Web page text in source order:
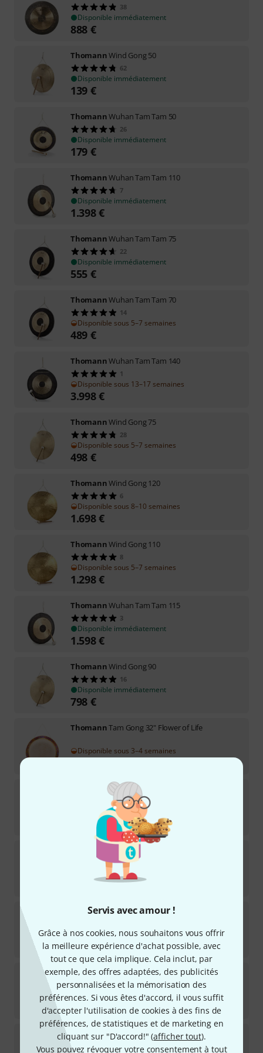
Servis avec amour !
Grâce à nos cookies, nous souhaitons vous offrir
la meilleure expérience d'achat possible, avec
tout ce que cela implique. Cela inclut, par
exemple, des offres adaptées, des publicités
personnalisées et la mémorisation des
préférences. Si vous êtes d'accord, il vous suffit
d'accepter l'utilisation de cookies à des fins de
préférences, de statistiques et de marketing en
cliquant sur "D'accord!" (afficher tout).
Vous pouvez révoquer votre consentement à tout
38
Disponible immédiatement
888 €
ThomannWind Gong 50
62
Disponible immédiatement
139 €
ThomannWuhan Tam Tam 50
26
Disponible immédiatement
179 €
ThomannWuhan Tam Tam 110
7
Disponible immédiatement
1.398€
ThomannWuhan Tam Tam 75
22
Disponible immédiatement
555 €
ThomannWuhan Tam Tam 70
14
Disponible sous 5–7 semaines
489 €
ThomannWuhan Tam Tam 140
1
Disponible sous 13–17 semaines
3.998€
ThomannWind Gong 75
28
Disponible sous 5–7 semaines
498 €
ThomannWind Gong 120
6
Disponible sous 8–10 semaines
1.698€
ThomannWind Gong 110
8
Disponible sous 5–7 semaines
1.298€
ThomannWuhan Tam Tam 115
3
Disponible immédiatement
1.598€
ThomannWind Gong 90
16
Disponible immédiatement
798 €
ThomannTam Gong 32" Flower of Life
Disponible sous 3–4 semaines
Thomann Wuhan Tam Tam 40
10
Disponible immédiatement
Wuhan Tam Tam 18
14
Disponible immédiatement
ThomannWind Gong 20
Disponible immédiatement
29€
ThomannWuhan Tam Tam 65
14
Disponible immédiatement
379 €
Asian Sound Chin. Opera Gong Lower Tone
19